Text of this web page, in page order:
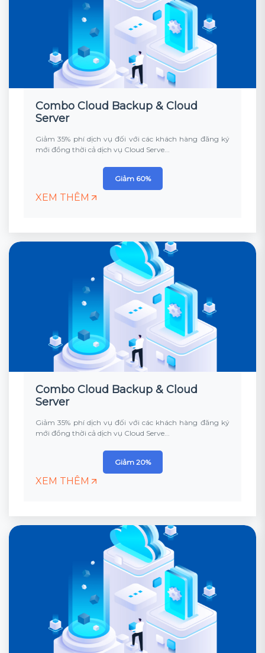
Combo Cloud Backup & Cloud
Server
Giảm 35% phí dịch vụ đối với các khách hàng đăng ký
mới đồng thời cả dịch vụ Cloud Serve...
Giảm 60%
XEM THÊM
Combo Cloud Backup & Cloud
Server
Giảm 35% phí dịch vụ đối với các khách hàng đăng ký
mới đồng thời cả dịch vụ Cloud Serve...
Giảm 20%
XEM THÊM